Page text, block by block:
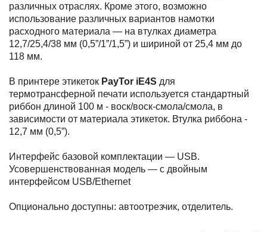
различных отраслях. Кроме этого, возможно
использование различных вариантов намотки
расходного материала — на втулках диаметра
12,7/25,4/38 мм (0,5”/1”/1,5”) и шириной от 25,4 мм до
118 мм.
В принтере этикеток PayTor iE4S для
термотрансферной печати используется стандартный
риббон длиной 100 м - воск/воск-смола/смола, в
зависимости от материала этикеток. Втулка риббона -
12,7 мм (0,5”).
Интерфейс базовой комплектации — USB.
Усовершенствованная модель — с двойным
интерфейсом USB/Ethernet
Опционально доступны: автоотрезчик, отделитель.